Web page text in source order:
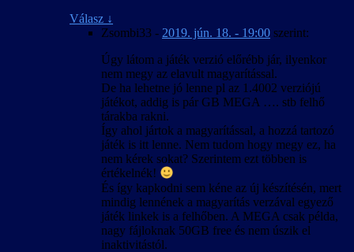
Válasz ↓
Zsombi33 - 2019. jún. 18. - 19:00 szerint:
Úgy látom a játék verzió előrébb jár, ilyenkor
nem megy az elavult magyarítással.
De ha lehetne jó lenne pl az 1.4002 verziójú
játékot, addig is pár GB MEGA …. stb felhő
tárakba rakni.
Így ahol jártok a magyarítással, a hozzá tartozó
játék is itt lenne. Nem tudom hogy megy ez, ha
nem kérek sokat? Szerintem ezt többen is
értékelnék!
És így kapkodni sem kéne az új készítésén, mert
mindig lennének a magyarítás verzával egyező
játék linkek is a felhőben. A MEGA csak példa,
nagy fájloknak 50GB free és nem úszik el
inaktivitástól.